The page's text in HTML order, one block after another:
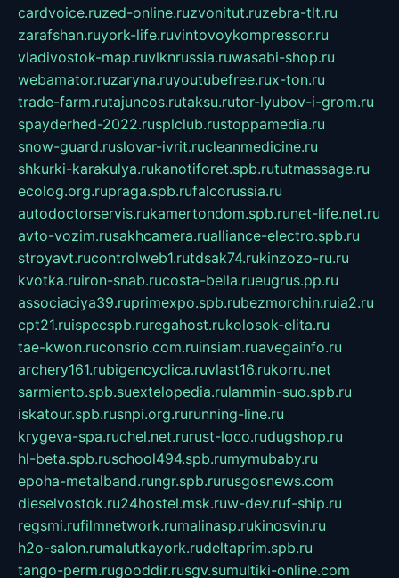
cardvoice.ruzed-online.ruzvonitut.ruzebra-tlt.ru
zarafshan.ruyork-life.ruvintovoykompressor.ru
vladivostok-map.ruvlknrussia.ruwasabi-shop.ru
webamator.ruzaryna.ruyoutubefree.rux-ton.ru
trade-farm.rutajuncos.rutaksu.rutor-lyubov-i-grom.ru
spayderhed-2022.rusplclub.rustoppamedia.ru
snow-guard.ruslovar-ivrit.rucleanmedicine.ru
shkurki-karakulya.rukanotiforet.spb.rututmassage.ru
ecolog.org.rupraga.spb.rufalcorussia.ru
autodoctorservis.rukamertondom.spb.runet-life.net.ru
avto-vozim.rusakhcamera.rualliance-electro.spb.ru
stroyavt.rucontrolweb1.rutdsak74.rukinzozo-ru.ru
kvotka.ruiron-snab.rucosta-bella.rueugrus.pp.ru
associaciya39.ruprimexpo.spb.rubezmorchin.ruia2.ru
cpt21.ruispecspb.ruregahost.rukolosok-elita.ru
tae-kwon.ruconsrio.com.ruinsiam.ruavegainfo.ru
archery161.rubigencyclica.ruvlast16.rukorru.net
sarmiento.spb.suextelopedia.rulammin-suo.spb.ru
iskatour.spb.rusnpi.org.rurunning-line.ru
krygeva-spa.ruchel.net.rurust-loco.rudugshop.ru
hl-beta.spb.ruschool494.spb.rumymubaby.ru
epoha-metalband.rungr.spb.rurusgosnews.com
dieselvostok.ru24hostel.msk.ruw-dev.ruf-ship.ru
regsmi.rufilmnetwork.rumalinasp.rukinosvin.ru
h2o-salon.rumalutkayork.rudeltaprim.spb.ru
tango-perm.rugooddir.rusgv.sumultiki-online.com